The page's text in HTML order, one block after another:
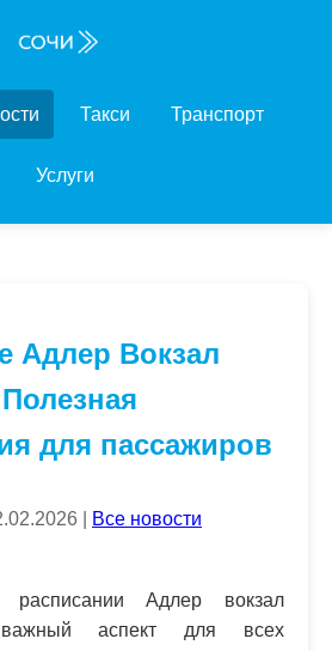
Такси Транспорт
Услуги
Адлер Вокзал
для пассажиров
| Все новости
Адлер вокзал
аспект для всех